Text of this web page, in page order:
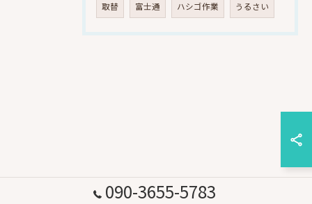
取替 富士通 ハシゴ作業 うるさい
090-3655-5783